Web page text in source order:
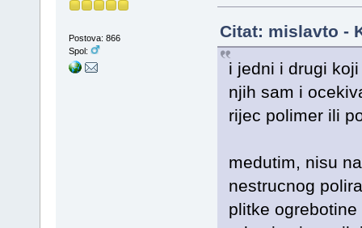
Postova: 866
Spol:
Citat: mislavto -
i jedni i drugi
njih sam i
rijec polimer ili
medutim, nisu
nestrucnog
plitke